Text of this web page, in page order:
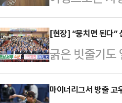
짐바브웨) 위
스 로잔의 올
임기를 시작했
유한 수영 스
제144차 IOC
[현장] “뭉치면 된다”
굵은 빗줄기도
창·합천)이 하
성화에 적극
마이너리그서 방출 고